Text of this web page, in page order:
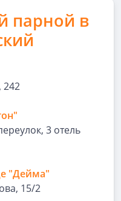
парной в
242
3 отель
"Дейма"
15/2